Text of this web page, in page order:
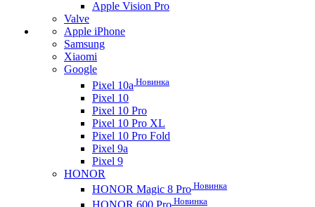
Apple Vision Pro
Valve
Apple iPhone
Samsung
Xiaomi
Google
Pixel 10a Новинка
Pixel 10
Pixel 10 Pro
Pixel 10 Pro XL
Pixel 10 Pro Fold
Pixel 9a
Pixel 9
HONOR
HONOR Magic 8 Pro Новинка
Новинка